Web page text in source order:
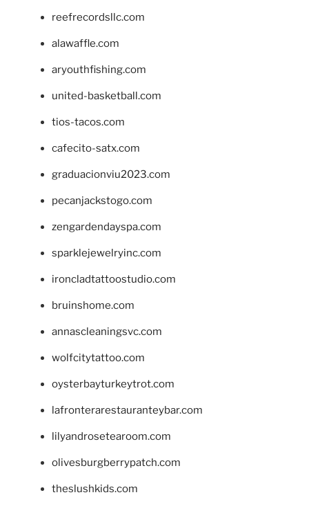
reefrecordsllc.com
alawaffle.com
aryouthfishing.com
united-basketball.com
tios-tacos.com
cafecito-satx.com
graduacionviu2023.com
pecanjackstogo.com
zengardendayspa.com
sparklejewelryinc.com
ironcladtattoostudio.com
bruinshome.com
annascleaningsvc.com
wolfcitytattoo.com
oysterbayturkeytrot.com
lafronterarestauranteybar.com
lilyandrosetearoom.com
olivesburgberrypatch.com
theslushkids.com